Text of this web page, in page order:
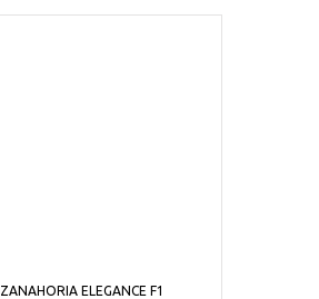
ZANAHORIA ELEGANCE F1